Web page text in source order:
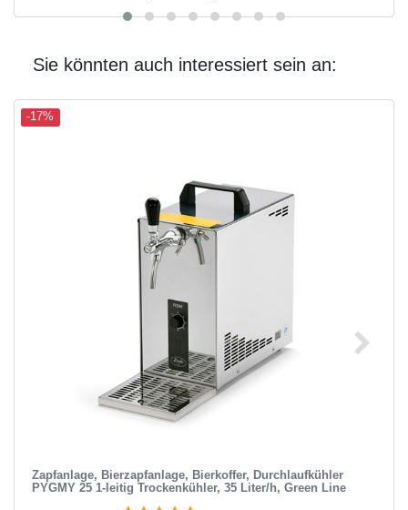
Sie könnten auch interessiert sein an:
-17%
Zapfanlage, Bierzapfanlage, Bierkoffer, Durchlaufkühler
PYGMY 25 1-leitig Trockenkühler, 35 Liter/h, Green Line